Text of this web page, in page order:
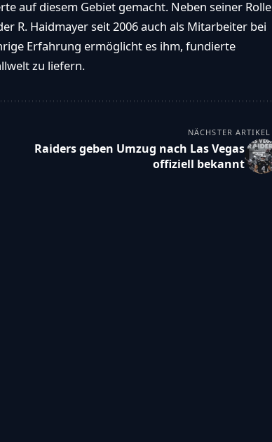
auf diesem Gebiet gemacht. Neben seiner Rolle
R. Haidmayer seit 2006 auch als Mitarbeiter bei
Erfahrung ermöglicht es ihm, fundierte
zu liefern.
NÄCHSTER ARTIKEL
Raiders geben Umzug nach Las Vegas
offiziell bekannt